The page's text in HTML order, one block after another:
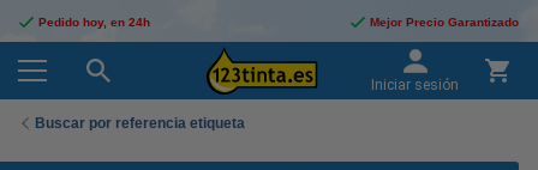
Pedido hoy, en 24h Mejor Precio Garantizado
Iniciar sesión
Buscar por referencia etiqueta